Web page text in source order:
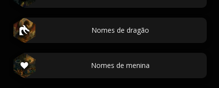
Nomes de dragão
Nomes de menina